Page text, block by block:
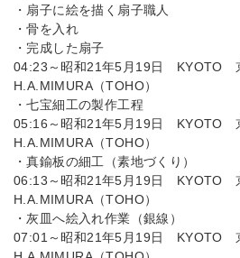
・扇子に絵を描く扇子職人
・骨を入れ
・完成した扇子
04:23～昭和21年5月19日 KYOTO
H.A.MIMURA（TOHO）
・七宝細工の製作工程
05:16～昭和21年5月19日 KYOTO
H.A.MIMURA（TOHO）
・真鍮板の細工（素地づくり）
06:13～昭和21年5月19日 KYOTO
H.A.MIMURA（TOHO）
・灰皿へ絵入れ作業（銀線）
07:01～昭和21年5月19日 KYOTO